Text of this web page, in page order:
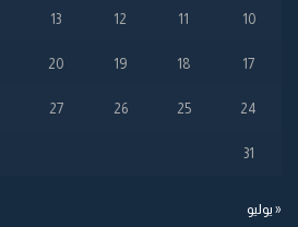
10
11
12
13
17
18
19
20
24
25
26
27
31
« يوليو